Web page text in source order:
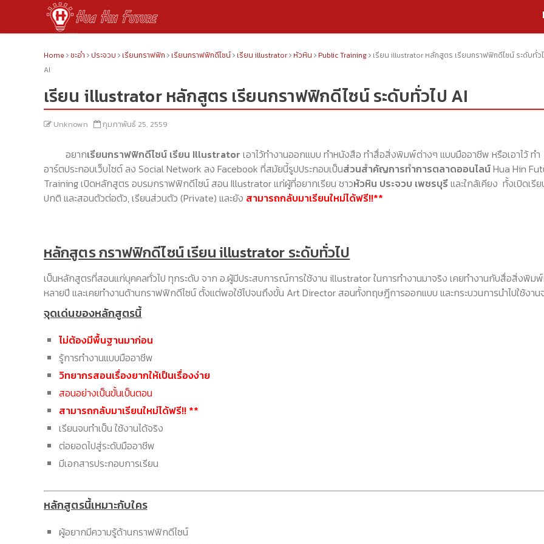
Home ชะอำ ประจวบ เรียนกราฟฟิก เรียนกราฟฟิกดีไซน์ เรียน illustrator หัวหิน Public Training
เรียน illustrator หลักสูตร เรียนกราฟฟิกดีไซน์ ระดับทั่ว
AI
เรียน illustrator หลักสูตร เรียนกราฟฟิกดีไซน์ ระดับทั่วไป AI
Unknown กุมภาพันธ์ 25, 2559
อยากเรียนกราฟฟิกดีไซน์ เรียน Illustrator เอาไว้ทำงานออกแบบ ทำหนังสือ ทำสื่อสิ่งพิมพ์ต่างๆ แบบมืออาชีพ หรือเอาไว้ ทำ
อาร์ตประกอบเว็บไซต์ ลง Social Network ลง Facebook ที่สมัยนี้รูปประกอบเป็นส่วนสำคัญการทำการตลาดออนไลน์Hua Hin
Training เปิดหลักสูตร อบรมกราฟฟิกดีไซน์ สอน Illustrator แก่ผู้ที่อยากเรียน ชาวหัวหิน ประจวบ เพชรบุรี และใกล้เคียง ทั้งเปิดเรี
ปกติ และสอนตัวต่อตัว, เรียนส่วนตัว (Private) และยัง สามารถกลับมาเรียนใหม่ได้ฟรี!!**
หลักสูตร กราฟฟิกดีไซน์ เรียน illustrator ระดับทั่วไป
เป็นหลักสูตรที่สอนแก่บุคคลทั่วไป ทุกระดับ จาก อ.ผู้มีประสบการณ์การใช้งาน illustrator ในการทำงานมาจริง เคยทำงานกับสื่อสิ่งพิม
หลายปี และเคยทำงานด้านกราฟฟิกดีไซน์ ตั้งแต่พอใช้ไปจนถึงขั้น Art Director สอนทั้งทฤษฎีการออกแบบ และกระบวนการนำไปใช้งาน
จุดเด่นของหลักสูตรนี้
ไม่ต้องมีพื้นฐานมาก่อน
รู้การทำงานแบบมืออาชีพ
วิทยากรสอนเรื่องยากให้เป็นเรื่องง่าย
สอนอย่างเป็นขั้นเป็นตอน
สามารถกลับมาเรียนใหม่ได้ฟรี!! **
เรียนจบทำเป็น ใช้งานได้จริง
ต่อยอดไปสู่ระดับมืออาชีพ
มีเอกสารประกอบการเรียน
หลักสูตรนี้เหมาะกับใคร
ผู้อยากมีความรู้ด้านกราฟฟิกดีไซน์